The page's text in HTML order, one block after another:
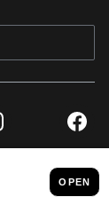
AMERICA, INC.
AND LEGAL DATA